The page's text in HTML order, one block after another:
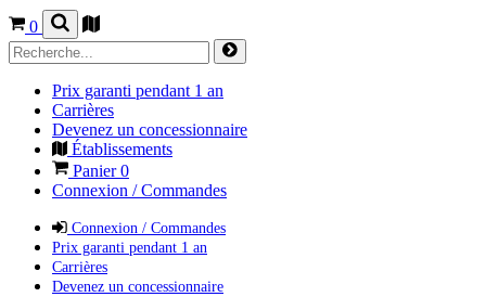
0
Prix garanti pendant 1 an
Carrières
Devenez un concessionnaire
Établissements
Panier0
Connexion / Commandes
Connexion / Commandes
Prix garanti pendant 1 an
Carrières
Devenez un concessionnaire